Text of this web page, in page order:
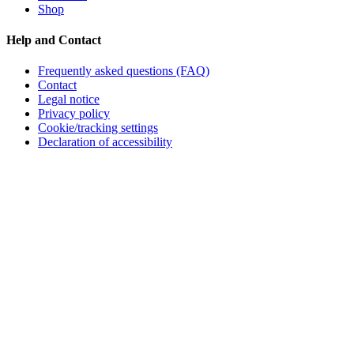
Shop
Help and Contact
Frequently asked questions (FAQ)
Contact
Legal notice
Privacy policy
Cookie/tracking settings
Declaration of accessibility